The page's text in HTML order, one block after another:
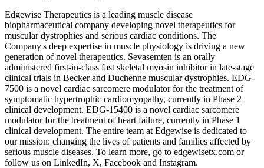
Edgewise Therapeutics is a leading muscle disease
biopharmaceutical company developing novel therapeutics for
muscular dystrophies and serious cardiac conditions. The
Company's deep expertise in muscle physiology is driving a new
generation of novel therapeutics. Sevasemten is an orally
administered first-in-class fast skeletal myosin inhibitor in late-stage
clinical trials in Becker and Duchenne muscular dystrophies. EDG-
7500 is a novel cardiac sarcomere modulator for the treatment of
symptomatic hypertrophic cardiomyopathy, currently in Phase 2
clinical development. EDG-15400 is a novel cardiac sarcomere
modulator for the treatment of heart failure, currently in Phase 1
clinical development. The entire team at Edgewise is dedicated to
our mission: changing the lives of patients and families affected by
serious muscle diseases. To learn more, go to edgewisetx.com or
follow us on LinkedIn, X, Facebook and Instagram.